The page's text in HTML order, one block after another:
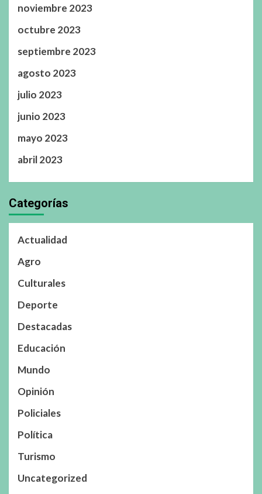
noviembre 2023
octubre 2023
septiembre 2023
agosto 2023
julio 2023
junio 2023
mayo 2023
abril 2023
Categorías
Actualidad
Agro
Culturales
Deporte
Destacadas
Educación
Mundo
Opinión
Policiales
Política
Turismo
Uncategorized